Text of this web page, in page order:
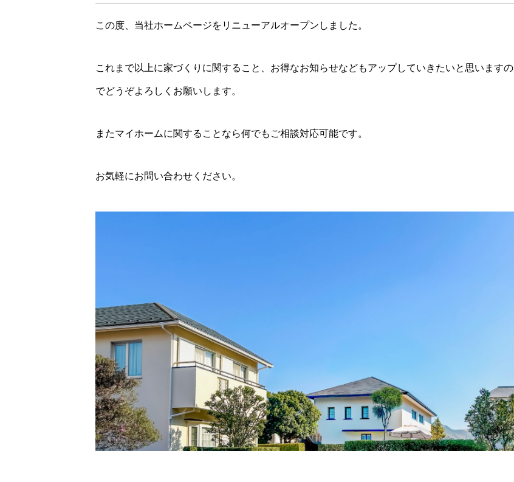
この度、当社ホームページをリニューアルオープンしました。
これまで以上に家づくりに関すること、お得なお知らせなどもアップしていきたいと思いますの
でどうぞよろしくお願いします。
またマイホームに関することなら何でもご相談対応可能です。
お気軽にお問い合わせください。